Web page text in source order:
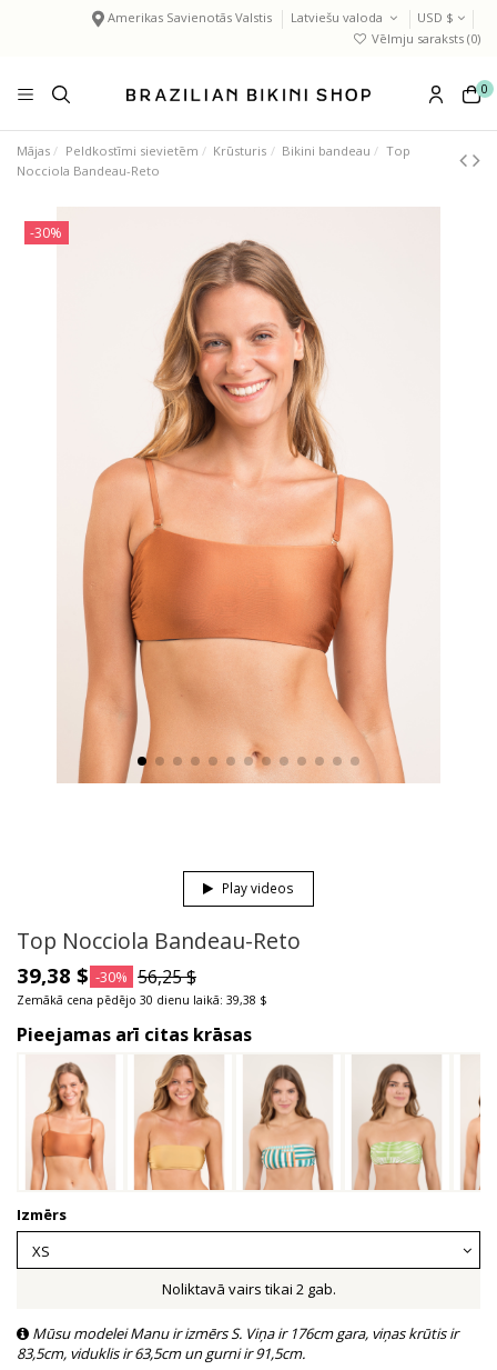
Amerikas Savienotās Valstis Latviešu valoda
USD $
Vēlmju saraksts (0)
0
Mājas Peldkostīmi sievietēm Krūsturis Bikini bandeau
Top
Nocciola Bandeau-Reto
-30%
Play videos
Top Nocciola Bandeau-Reto
39,38 $ -30% 56,25 $
Zemākā cena pēdējo 30 dienu laikā: 39,38 $
Pieejamas arī citas krāsas
Izmērs
Noliktavā vairs tikai 2 gab.
Mūsu modelei Manu ir izmērs S. Viņa ir 176cm gara, viņas krūtis ir
83,5cm, viduklis ir 63,5cm un gurni ir 91,5cm.